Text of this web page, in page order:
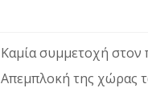
Καμία συμμετοχή στον
Απεμπλοκή της χώρας